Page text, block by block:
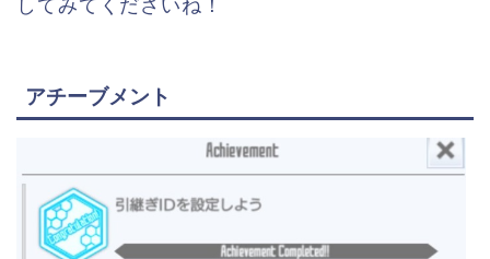
してみてくださいね！
アチーブメント